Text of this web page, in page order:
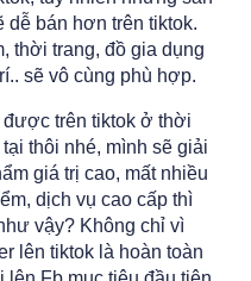
dễ bán hơn trên tiktok.
thời trang, đồ gia dụng
sẽ vô cùng phù hợp.
trên tiktok ở thời
thôi nhé, mình sẽ giải
giá trị cao, mất nhiều
dịch vụ cao cấp thì
vậy? Không chỉ vì
lên tiktok là hoàn toàn